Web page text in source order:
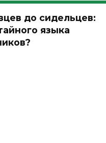
до сидельцев:
языка